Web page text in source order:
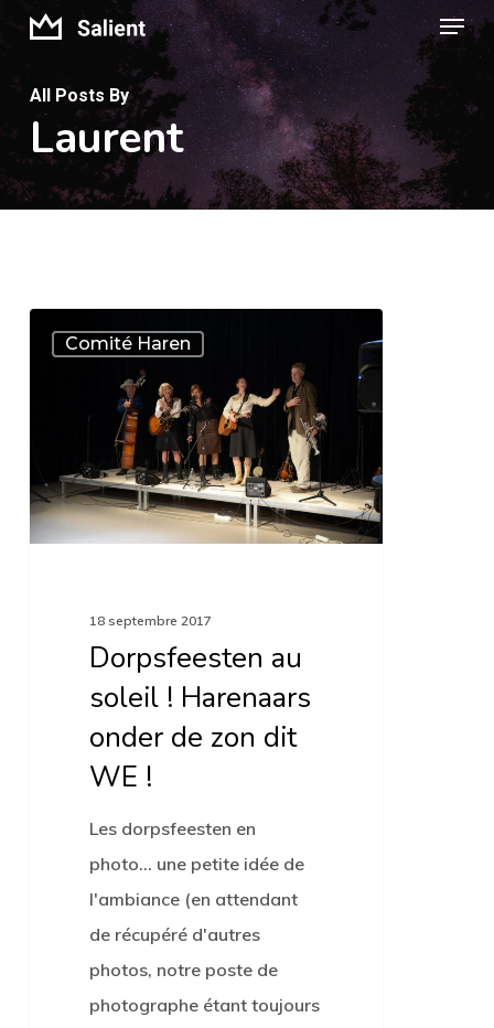
Skip
to
main
content
Menu
All Posts By
Laurent
Harenaars
onder
de
Comité Haren
18 septembre 2017
Dorpsfeesten au
soleil ! Harenaars
onder de zon dit
WE !
Les dorpsfeesten en
photo... une petite idée de
l'ambiance (en attendant
de récupéré d'autres
photos, notre poste de
photographe étant toujours
0
Menu